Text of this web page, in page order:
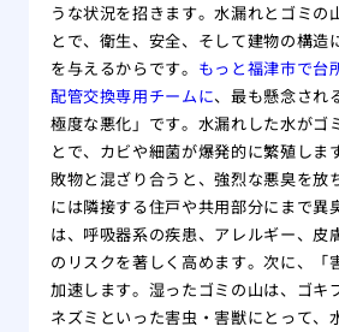
うな状況を招きます。水漏れとゴミの
とで、衛生、安全、そして建物の構造
を与えるからです。 もっと福津市で台
配管交換専用チームに、最も懸念され
極度な悪化」です。水漏れした水がゴ
とで、カビや細菌が爆発的に繁殖しま
敗物と混ざり合うと、強烈な悪臭を放
には隣接する住戸や共用部分にまで異
は、呼吸器系の疾患、アレルギー、皮
のリスクを著しく高めます。次に、「
加速します。湿ったゴミの山は、ゴキ
ネズミといった害虫・害獣にとって、